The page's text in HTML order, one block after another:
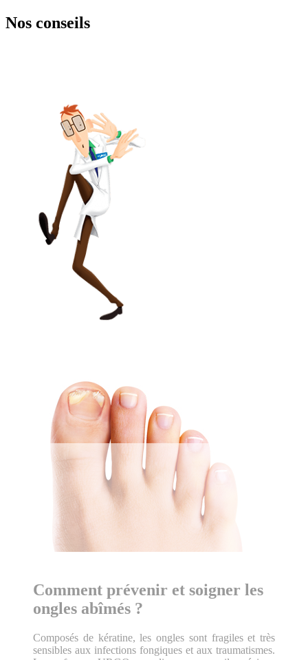
Nos conseils
Comment prévenir et soigner les
ongles abîmés ?
Composés de kératine, les ongles sont fragiles et très
sensibles aux infections fongiques et aux traumatismes.